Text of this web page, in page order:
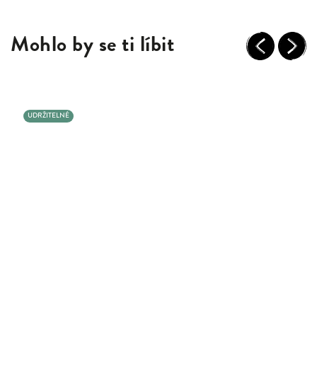
Mohlo by se ti líbit Previous
UDRŽITELNÉ
Next